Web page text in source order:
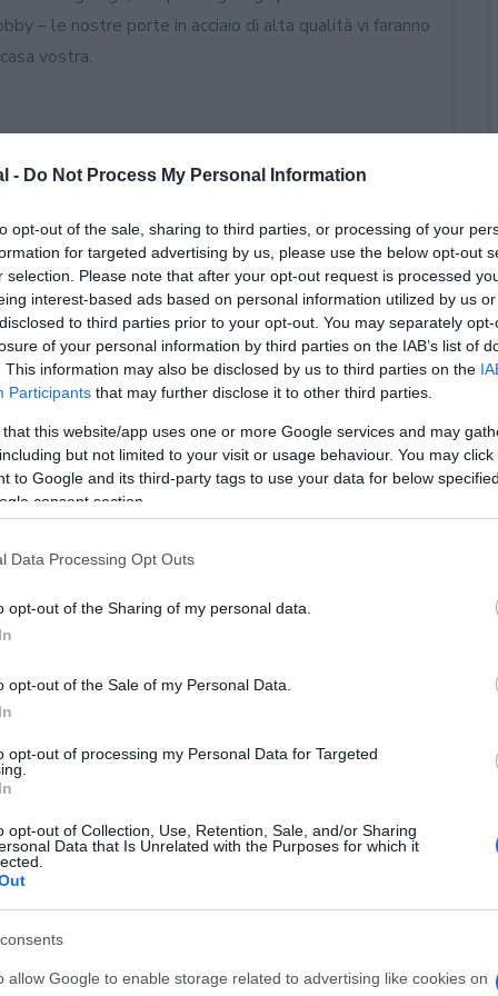
- Do Not Process My Personal Information
opt-out of the sale, sharing to third parties, or processing of your
for targeted advertising by us, please use the below opt-out
selection. Please note that after your opt-out request is processed
interest-based ads based on personal information utilized by us
to third parties prior to your opt-out. You may separately
of your personal information by third parties on the IAB’s list of
This information may also be disclosed by us to third parties on the
Participants that may further disclose it to other third parties.
that this website/app uses one or more Google services and may
but not limited to your visit or usage behaviour. You may
to Google and its third-party tags to use your data for below
consent section.
Data Processing Opt Outs
opt-out of the Sharing of my personal data.
opt-out of the Sale of my Personal Data.
opt-out of processing my Personal Data for Targeted
opt-out of Collection, Use, Retention, Sale, and/or Sharing
Data that Is Unrelated with the Purposes for which it
allow Google to enable storage related to advertising like cookies on
– le nostre porte in acciaio di alta qualità vi faranno
vostra.
garage prezzi, portoni hormann, portone
hormann, porte blindate hormann, sezionali hormann
da garage rollmatic prezzo, porta hormann, porte
portoni a libro residenziali, hormann basculanti,
sezionali hormann, porte sezionali hormann,
porte, hormann sezionali, hormann sezionale,
per garage hormann, portone sezionale hormann,
hormann prezzi, porte sezionali hormann prezzi,
porte blindate, porte hormann prezzi, basculante
porte sezionali
Internorm